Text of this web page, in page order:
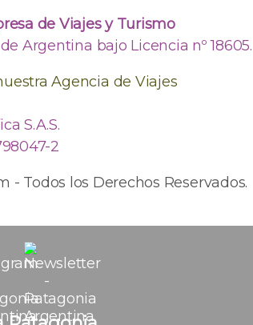
de Viajes y Turismo
Argentina bajo Licencia nº 18605.
Agencia de Viajes
S.A.S.
2
Todos los Derechos Reservados.